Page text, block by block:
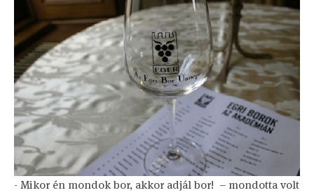
- Mikor én mondok bor, akkor adjál bor! – mondotta volt